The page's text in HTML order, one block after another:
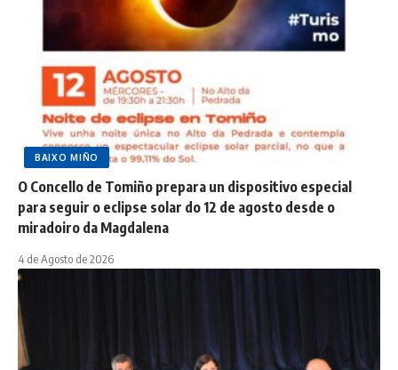
BAIXO MIÑO
O Concello de Tomiño prepara un dispositivo especial
para seguir o eclipse solar do 12 de agosto desde o
miradoiro da Magdalena
4 de Agosto de 2026